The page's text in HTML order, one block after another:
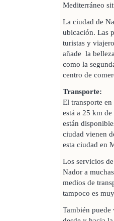
Mediterráneo
La ciudad de
ubicación. Las
turistas y
añade la
como la
centro de
Transporte:
El transporte
está a 25 km
están
ciudad vienen
esta ciudad en
Los servicios
Nador a
medios de
tampoco es
También